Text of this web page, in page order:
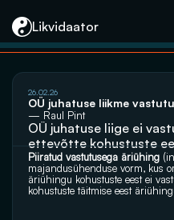
Likvidaator
Teenused
Likvideerimine koos
Likvideerimine
Saneerimine
Pankrotimenetlus
E-residendi ettevõtte
Kontakt
26.02.26
OÜ juhatuse liikme
— Raul Pint
OÜ juhatuse liige ei
ettevõtte kohustuste
Piiratud vastutusega äriühing (
majandusühenduse vorm, kus
äriühingu kohustuste eest ei
kohustuste täitmise eest